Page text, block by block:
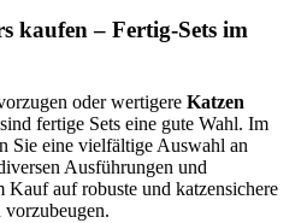
kaufen – Fertig-Sets im
oder wertigere Katzen
fertige Sets eine gute Wahl. Im
Sie eine vielfältige Auswahl an
Ausführungen und
Kauf auf robuste und katzensichere